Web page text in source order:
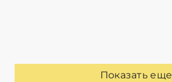
Показать еще